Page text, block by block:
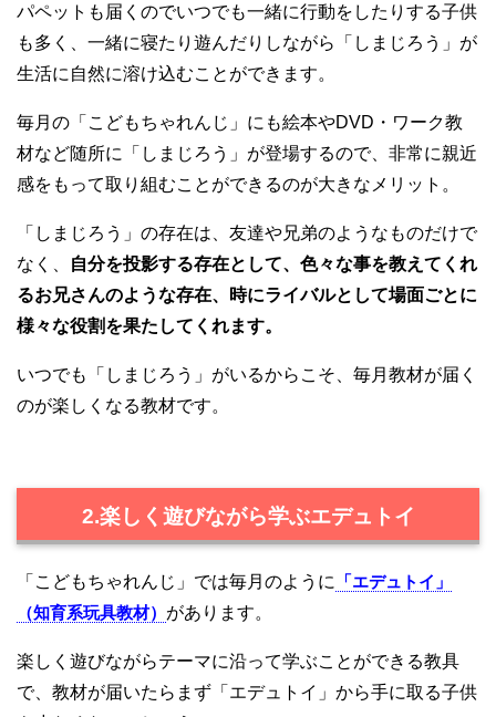
パペットも届くのでいつでも一緒に行動をしたりする子供
も多く、一緒に寝たり遊んだりしながら「しまじろう」が
生活に自然に溶け込むことができます。
毎月の「こどもちゃれんじ」にも絵本やDVD・ワーク教
材など随所に「しまじろう」が登場するので、非常に親近
感をもって取り組むことができるのが大きなメリット。
「しまじろう」の存在は、友達や兄弟のようなものだけで
なく、
自分を投影する存在として、色々な事を教えてくれ
るお兄さんのような存在、時にライバルとして場面ごとに
様々な役割を果たしてくれます。
いつでも「しまじろう」がいるからこそ、毎月教材が届く
のが楽しくなる教材です。
2.楽しく遊びながら学ぶエデュトイ
「こどもちゃれんじ」では毎月のように
「エデュトイ」
（知育系玩具教材） があります。
楽しく遊びながらテーマに沿って学ぶことができる教具
で、教材が届いたらまず「エデュトイ」から手に取る子供